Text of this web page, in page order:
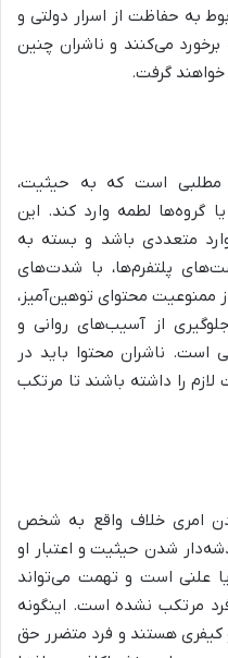
به حفاظت از اسرار دولتی و
می‌کنند و ناشران چنین
خواهند گرفت.
مطلبی است که به حیثیت،
گروه‌ها لطمه وارد کند. این
متعددی باشد و بسته به
پلتفرم‌ها، با شدت‌های
ممنوعیت محتوای توهین‌آمیز،
از آسیب‌های روانی و
است. ناشران محتوا باید در
را داشته باشند تا مرتکب
امری خلاف واقع به شخص
شدن حیثیت و اعتبار او
علنی است و تهمت می‌تواند
مرتکب نشده است. اینگونه
کیفری هستند و فرد متضرر حق